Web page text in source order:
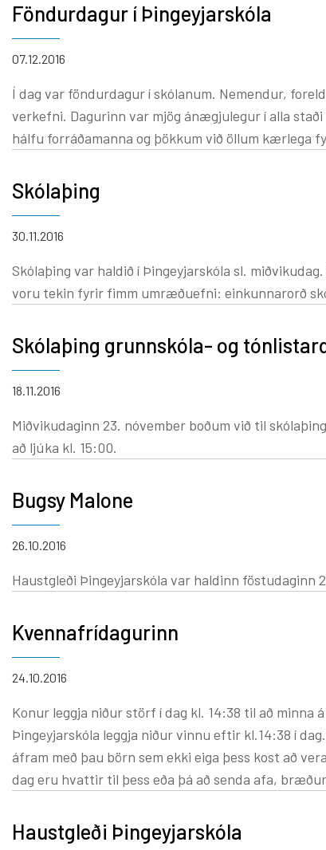
Innra og ytra mat
Foreldrafélag
Byrjendalæsi
Skólastefna Þingeyjarsveitar
Þróunarverkefni og samstarf
Starfslýsingar
Um
Föndurdagur í Þingeyjarskóla
07.12.2016
Í dag var föndurdagur í skólanum. Nemendur,
verkefni. Dagurinn var mjög ánægjulegur í alla
hálfu forráðamanna og þökkum við öllum kærlega
Skólaþing
30.11.2016
Skólaþing var haldið í Þingeyjarskóla sl. miðvikudag.
voru tekin fyrir fimm umræðuefni: einkunnarorð
Skólaþing grunnskóla- og
18.11.2016
Miðvikudaginn 23. nóvember boðum við til skólaþings
að ljúka kl. 15:00.
Bugsy Malone
26.10.2016
Haustgleði Þingeyjarskóla var haldinn föstudaginn
Kvennafrídagurinn
24.10.2016
Konur leggja niður störf í dag kl. 14:38 til að minna á kjarajafnrétti. Vegna
Þingeyjarskóla leggja niður vinnu eftir kl.14:38 í
áfram með þau börn sem ekki eiga þess kost að
dag eru hvattir til þess eða þá að senda afa,
Haustgleði Þingeyjarskóla